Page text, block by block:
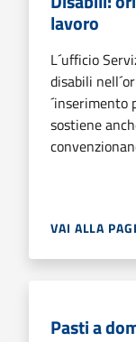
lavoro
L´ufficio
disabili
´inserimento
sostiene
VAI ALLA
Pasti a